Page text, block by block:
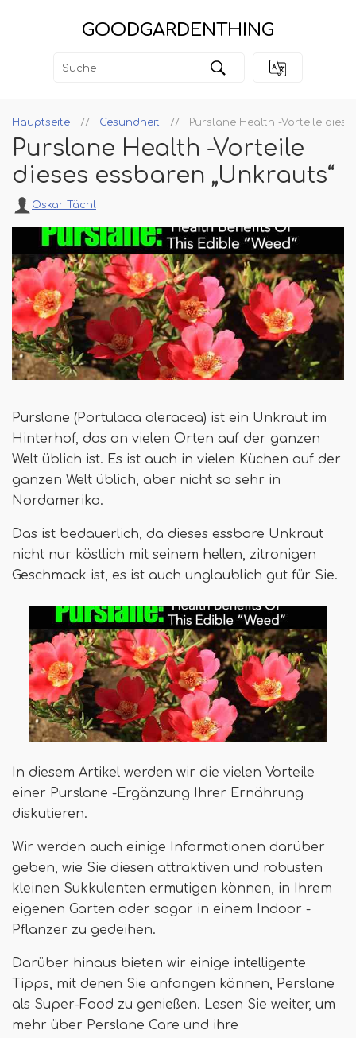
GOODGARDENTHING
Hauptseite Gesundheit Purslane Health -Vorteile
Purslane Health -Vorteile
dieses essbaren „Unkrauts“
Oskar Tächl
Purslane (Portulaca oleracea) ist ein Unkraut im
Hinterhof, das an vielen Orten auf der ganzen
Welt üblich ist. Es ist auch in vielen Küchen auf der
ganzen Welt üblich, aber nicht so sehr in
Nordamerika.
Das ist bedauerlich, da dieses essbare Unkraut
nicht nur köstlich mit seinem hellen, zitronigen
Geschmack ist, es ist auch unglaublich gut für Sie.
In diesem Artikel werden wir die vielen Vorteile
einer Purslane -Ergänzung Ihrer Ernährung
diskutieren.
Wir werden auch einige Informationen darüber
geben, wie Sie diesen attraktiven und robusten
kleinen Sukkulenten ermutigen können, in Ihrem
eigenen Garten oder sogar in einem Indoor -
Pflanzer zu gedeihen.
Darüber hinaus bieten wir einige intelligente
Tipps, mit denen Sie anfangen können, Perslane
als Super-Food zu genießen. Lesen Sie weiter, um
mehr über Perslane Care und ihre